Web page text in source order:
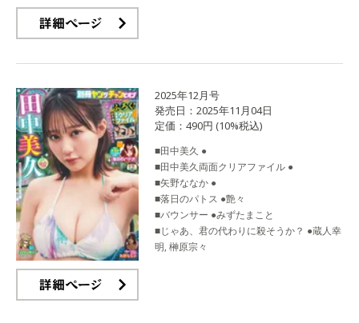
2025年12月号
発売日：2025年11月04日
定価：490円 (10%税込)
■田中美久 ●
■田中美久両面クリアファイル ●
■矢野ななか ●
■落日のパトス ●艶々
■バウンサー ●みずたまこと
■じゃあ、君の代わりに殺そうか？ ●蔵人幸
明, 榊原宗々